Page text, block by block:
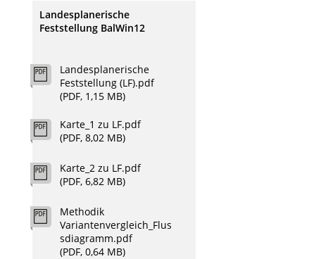
Landesplanerische
Feststellung BalWin12
Landesplanerische
Feststellung (LF).pdf
(PDF, 1,15 MB)
Karte_1 zu LF.pdf
(PDF, 8,02 MB)
Karte_2 zu LF.pdf
(PDF, 6,82 MB)
Methodik
Variantenvergleich_Flus
sdiagramm.pdf
(PDF, 0,64 MB)